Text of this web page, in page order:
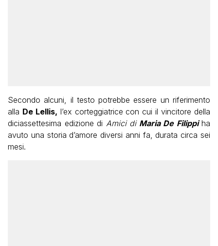
Secondo alcuni, il testo potrebbe essere un riferimento
alla De Lellis, l’ex corteggiatrice con cui il vincitore della
diciassettesima edizione di Amici diMaria De Filippiha
avuto una storia d’amore diversi anni fa, durata circa sei
mesi.